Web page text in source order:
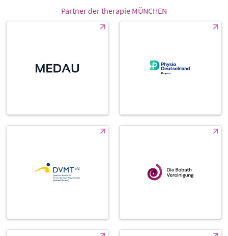
Partner der therapie MÜNCHEN